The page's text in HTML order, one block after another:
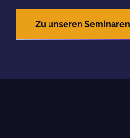
Zu unseren Seminaren